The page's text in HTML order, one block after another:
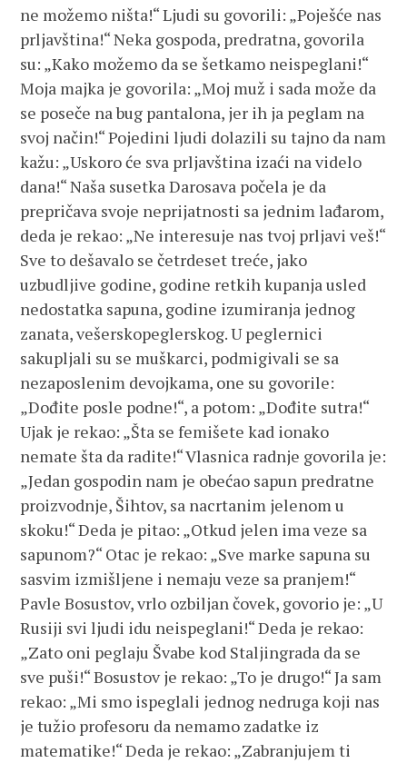
ne možemo ništa!“ Ljudi su govorili: „Poješće nas
prljavština!“ Neka gospoda, predratna, govorila
su: „Kako možemo da se šetkamo neispeglani!“
Moja majka je govorila: „Moj muž i sada može da
se poseče na bug pantalona, jer ih ja peglam na
svoj način!“ Pojedini ljudi dolazili su tajno da nam
kažu: „Uskoro će sva prljavština izaći na videlo
dana!“ Naša susetka Darosava počela je da
prepričava svoje neprijatnosti sa jednim lađarom,
deda je rekao: „Ne interesuje nas tvoj prljavi veš!“
Sve to dešavalo se četrdeset treće, jako
uzbudljive godine, godine retkih kupanja usled
nedostatka sapuna, godine izumiranja jednog
zanata, vešerskopeglerskog. U peglernici
sakupljali su se muškarci, podmigivali se sa
nezaposlenim devojkama, one su govorile:
„Dođite posle podne!“, a potom: „Dođite sutra!“
Ujak je rekao: „Šta se femišete kad ionako
nemate šta da radite!“ Vlasnica radnje govorila je:
„Jedan gospodin nam je obećao sapun predratne
proizvodnje, Šihtov, sa nacrtanim jelenom u
skoku!“ Deda je pitao: „Otkud jelen ima veze sa
sapunom?“ Otac je rekao: „Sve marke sapuna su
sasvim izmišljene i nemaju veze sa pranjem!“
Pavle Bosustov, vrlo ozbiljan čovek, govorio je: „U
Rusiji svi ljudi idu neispeglani!“ Deda je rekao:
„Zato oni peglaju Švabe kod Staljingrada da se
sve puši!“ Bosustov je rekao: „To je drugo!“ Ja sam
rekao: „Mi smo ispeglali jednog nedruga koji nas
je tužio profesoru da nemamo zadatke iz
matematike!“ Deda je rekao: „Zabranjujem ti